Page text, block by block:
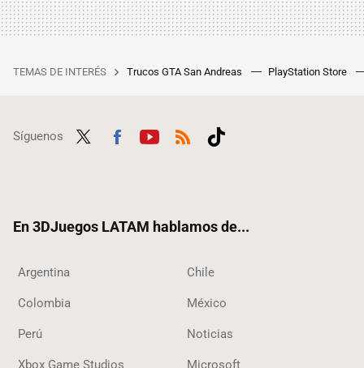
TEMAS DE INTERÉS Trucos GTA San Andreas PlayStation Store
Síguenos
En 3DJuegos LATAM hablamos de...
Argentina Chile
Colombia México
Perú Noticias
Xbox Game Studios Microsoft